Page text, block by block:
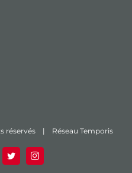
réservés | Réseau Temporis
TwitterInstagram